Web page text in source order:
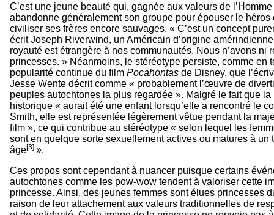
C’est une jeune beauté qui, gagnée aux valeurs de
abandonne généralement son groupe pour épouser le héros
civiliser ses frères encore sauvages. « C’est un concept
écrit Joseph Riverwind, un Américain d’origine
royauté est étrangère à nos communautés. Nous n’avons ni
princesses. » Néanmoins, le stéréotype persiste, comme en
popularité continue du film Pocahontas de Disney, que
Jesse Wente décrit comme « probablement l’œuvre de
peuples autochtones la plus regardée ». Malgré le fait que
historique « aurait été une enfant lorsqu’elle a rencontré le
Smith, elle est représentée légèrement vêtue pendant la
film », ce qui contribue au stéréotype « selon lequel les
sont en quelque sorte sexuellement actives ou matures à un
âge[3] ».
Ces propos sont cependant à nuancer puisque certains
autochtones comme les pow-wow tendent à valoriser cette
princesse. Ainsi, des jeunes femmes sont élues princesses
raison de leur attachement aux valeurs traditionnelles de